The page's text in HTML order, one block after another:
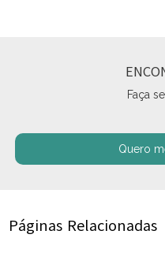
Faça
Quero
Páginas Relacionadas